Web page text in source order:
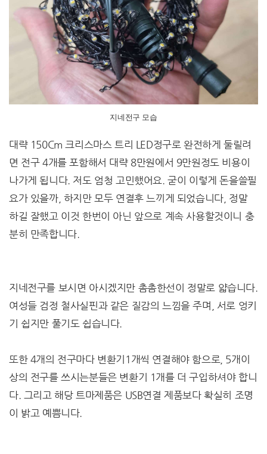
지네전구 모습
대략 150Cm 크리스마스 트리 LED정구로 완전하게 둘릴려
면 전구 4개를 포함해서 대략 8만원에서 9만원정도 비용이
나가게 됩니다. 저도 엄청 고민했어요. 굳이 이렇게 돈을쓸필
요가 있을까, 하지만 모두 연결후 느끼게 되었습니다, 정말
하길 잘했고 이것 한번이 아닌 앞으로 계속 사용할것이니 충
분히 만족합니다.
지네전구를 보시면 아시겠지만 촘촘한선이 정말로 얇습니다.
여성들 검정 철사실핀과 같은 질감의 느낌을 주며, 서로 엉키
기 쉽지만 풀기도 쉽습니다.
또한 4개의 전구마다 변환기1개씩 연결해야 함으로, 5개이
상의 전구를 쓰시는분들은 변환기 1개를 더 구입하셔야 합니
다. 그리고 해당 트마제품은 USB연결 제품보다 확실히 조명
이 밝고 예쁨니다.